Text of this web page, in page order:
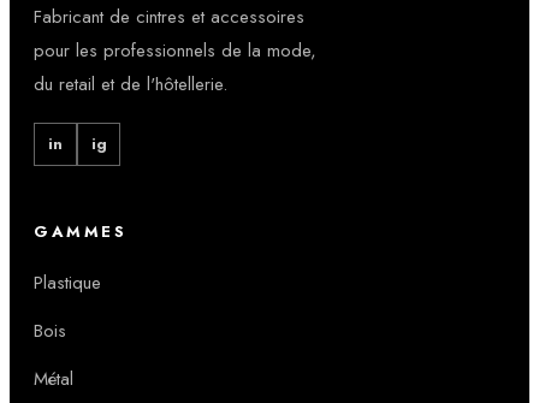
Fabricant de cintres et accessoires
pour les professionnels de la mode,
du retail et de l'hôtellerie.
in ig
GAMMES
Plastique
Bois
Métal